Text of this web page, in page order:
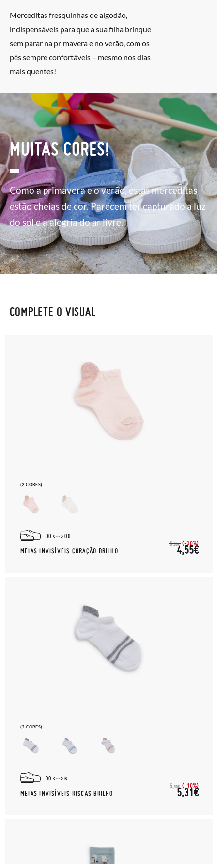
Merceditas fresquinhas de algodão,
indispensáveis para que a sua filha brinque
sem parar na primavera e no verão, com os
pés sempre confortáveis – mesmo nos dias
mais quentes!
MUITAS CORES!
Como a primavera e o verão, estas merceditas
estão cheias de cor. Parecem ter capturado a luz
do sol e a alegria do ar livre.
COMPLETE O VISUAL
(2 CORES)
00 00
MEIAS INVISÍVEIS CORAÇÃO BRILHO
6,50€ (-30%)
4,55€
(3 CORES)
00 6
MEIAS INVISÍVEIS RISCAS BRILHO
5,90€ (-10%)
5,31€